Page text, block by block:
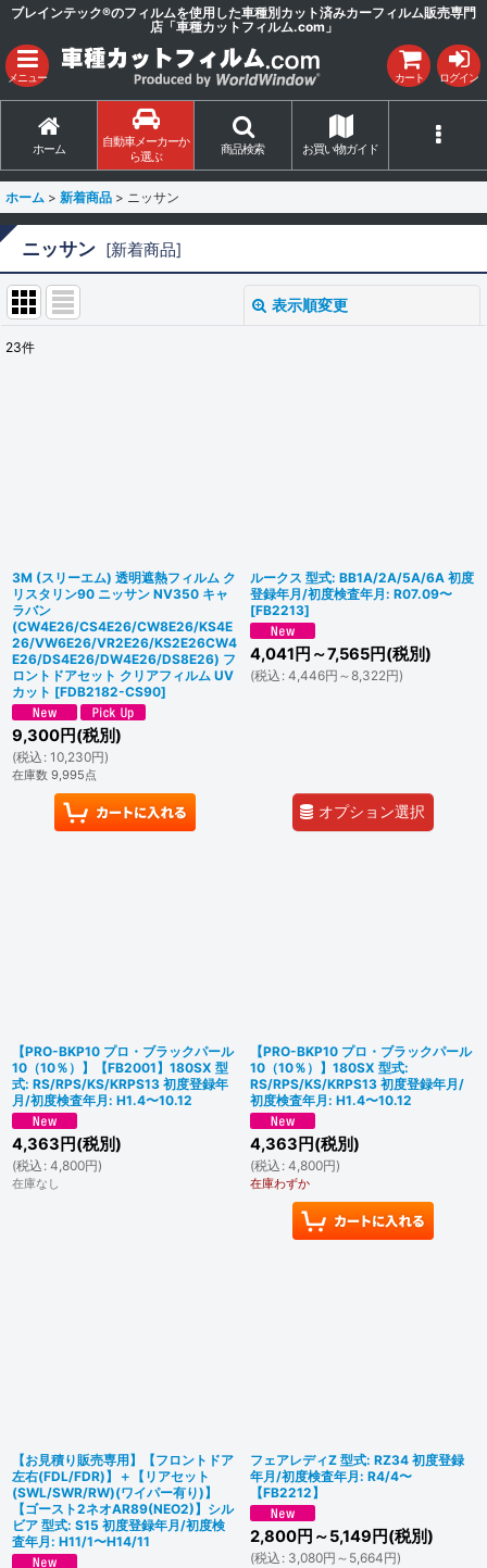
ブレインテック®のフィルムを使用した車種別カット済みカーフィルム販売専門
店「車種カットフィルム.com」
メニュー カート ログイン
ホーム
自動車メーカーか
ら選ぶ
商品検索 お買い物ガイド
ホーム > 新着商品 > ニッサン
ニッサン [新着商品]
表示順変更
23件
3M (スリーエム) 透明遮熱フィルム ク
リスタリン90 ニッサン NV350 キャ
ラバン
(CW4E26/CS4E26/CW8E26/KS4E
26/VW6E26/VR2E26/KS2E26CW4
E26/DS4E26/DW4E26/DS8E26) フ
ロントドアセット クリアフィルム UV
カット [FDB2182-CS90]
9,300円(税別)
(税込 : 10,230円)
在庫数 9,995点
ルークス 型式: BB1A/2A/5A/6A 初度
登録年月/初度検査年月: R07.09〜
[FB2213]
4,041 円 ～7,565円(税別)
(税込 : 4,446円 ～8,322円)
オプション選択
【PRO-BKP10 プロ・ブラックパール
10（10％）】【FB2001】180SX 型
式: RS/RPS/KS/KRPS13 初度登録年
月/初度検査年月: H1.4〜10.12
4,363 円(税別)
(税込 : 4,800円)
在庫なし
【PRO-BKP10 プロ・ブラックパール
10（10％）】180SX 型式:
RS/RPS/KS/KRPS13 初度登録年月/
初度検査年月: H1.4〜10.12
4,363 円(税別)
(税込 : 4,800円)
在庫わずか
【お見積り販売専用】【フロントドア
左右(FDL/FDR)】＋【リアセット
(SWL/SWR/RW)(ワイパー有り)】
【ゴースト2ネオAR89(NEO2)】シル
ビア 型式: S15 初度登録年月/初度検
査年月: H11/1〜H14/11
フェアレディZ 型式: RZ34 初度登録
年月/初度検査年月: R4/4〜
【FB2212】
2,800円 ～5,149 円(税別)
(税込 : 3,080円 ～5,664円)